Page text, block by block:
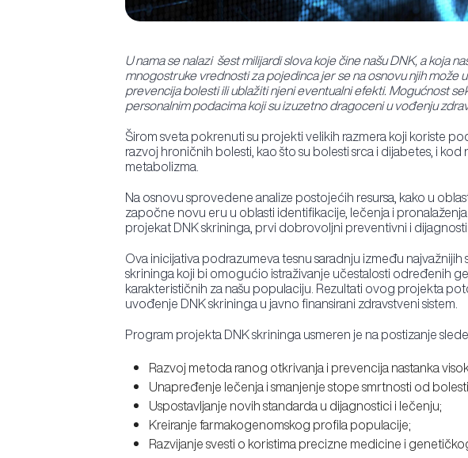
U nama se nalazi šest milijardi slova koje čine našu DNK, a koja
mnogostruke vrednosti za pojedinca jer se na osnovu njih
prevencija bolesti ili ublažiti njeni eventualni efekti. Mogućnost
personalnim podacima koji su izuzetno dragoceni u vođenju
Širom sveta pokrenuti su projekti velikih razmera koji koriste
razvoj hroničnih bolesti, kao što su bolesti srca i dijabetes, i
metabolizma.
Na osnovu sprovedene analize postojećih resursa, kako u
započne novu eru u oblasti identifikacije, lečenja i
projekat DNK skrininga, prvi dobrovoljni preventivni i
Ova inicijativa podrazumeva tesnu saradnju između
skrininga koji bi omogućio istraživanje učestalosti određenih
karakterističnih za našu populaciju. Rezultati ovog projekta
uvođenje DNK skrininga u javno finansirani zdravstveni sistem.
Program projekta DNK skrininga usmeren je na postizanje
Razvoj metoda ranog otkrivanja i prevencija nastanka
Unapređenje lečenja i smanjenje stope smrtnosti od
Uspostavljanje novih standarda u dijagnostici i lečenju;
Kreiranje farmakogenomskog profila populacije;
Razvijanje svesti o koristima precizne medicine i